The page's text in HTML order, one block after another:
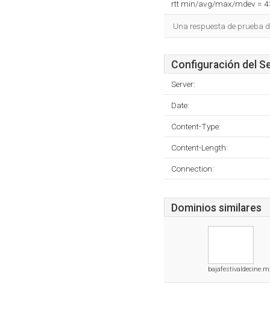
rtt min/avg/max/mdev =
Una respuesta de prueba
Configuración del
Server:
Date:
Content-Type:
Content-Length:
Connection:
Dominios similares